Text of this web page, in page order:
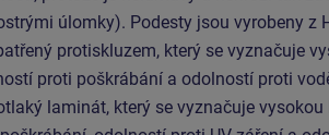
úlomky). Podesty jsou vyrobeny z
protiskluzem, který se vyznačuje
proti poškrábání a odolností proti
laminát, který se vyznačuje vysokou